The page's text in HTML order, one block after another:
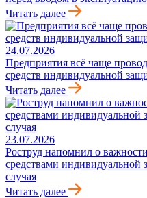
Читать далее
24.07.2026
Предприятия всё чаще
средств индивидуальной
Читать далее
23.07.2026
Роструд напомнил о
средствами индивидуальной
случая
Читать далее